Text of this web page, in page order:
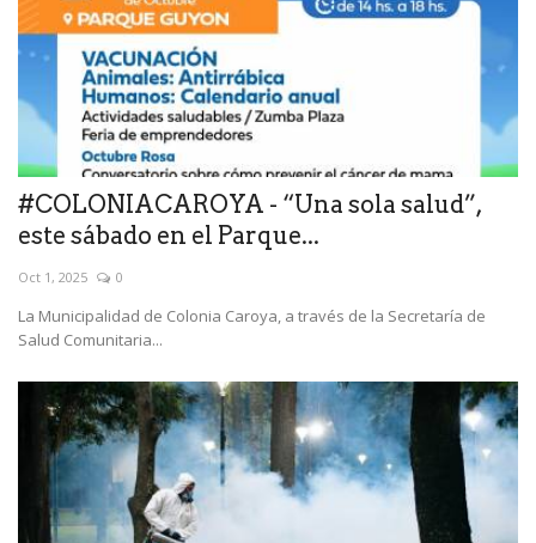
#COLONIACAROYA - “Una sola salud”,
este sábado en el Parque...
Oct 1, 2025 0
La Municipalidad de Colonia Caroya, a través de la Secretaría de
Salud Comunitaria...